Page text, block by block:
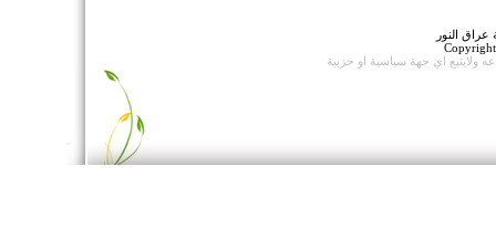
النور
ولايتبع اي جهة سياسية او حزبية